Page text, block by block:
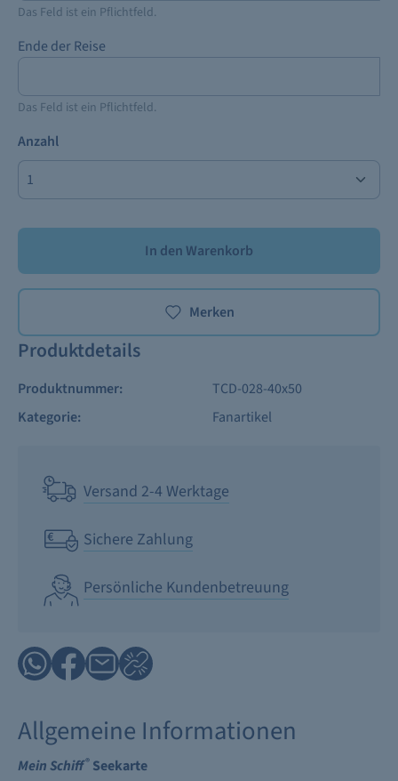
Das Feld ist ein Pflichtfeld.
Ende der Reise
Das Feld ist ein Pflichtfeld.
Anzahl
In den Warenkorb
Merken
Produktdetails
Produktnummer:
TCD-028-40x50
Kategorie:
Fanartikel
Versand 2-4 Werktage
Sichere Zahlung
Persönliche Kundenbetreuung
Allgemeine Informationen
Mein Schiff® Seekarte